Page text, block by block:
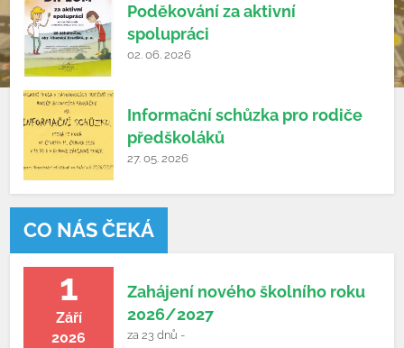
Poděkování za aktivní
spolupráci
02. 06. 2026
Informační schůzka pro rodiče
předškoláků
27. 05. 2026
CO NÁS ČEKÁ
1
Září
2026
Zahájení nového školního roku
2026/2027
za 23 dnů -